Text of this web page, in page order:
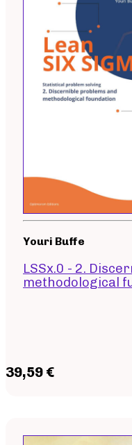
Youri Buffe
LSSx.0 - 2.
methodological
39,59 €